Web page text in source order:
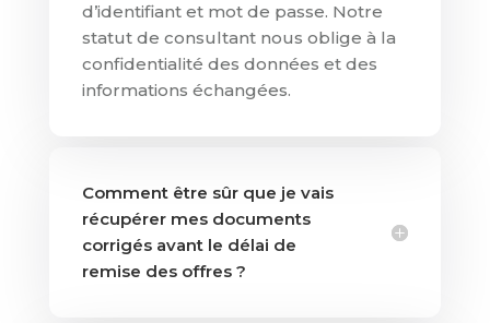
d’identifiant et mot de passe. Notre
statut de consultant nous oblige à la
confidentialité des données et des
informations échangées.
Comment être sûr que je vais
récupérer mes documents
corrigés avant le délai de
remise des offres ?